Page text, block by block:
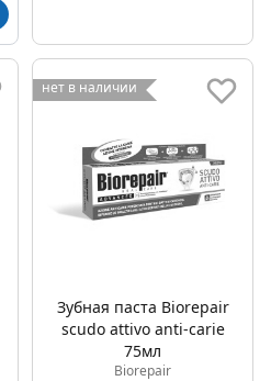
нет в наличии
Зубная паста Biorepair
scudo attivo anti-carie
75мл
Biorepair